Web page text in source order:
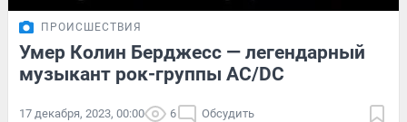
ПРОИСШЕСТВИЯ
Умер Колин Берджесс — легендарный
музыкант рок-группы AC/DC
17 декабря, 2023, 00:00 6 Обсудить